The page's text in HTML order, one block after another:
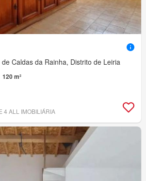
Caldas da Rainha, Distrito de Leiria
120 m²
4 ALL IMOBILIÁRIA